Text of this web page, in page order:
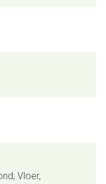
Vloer,